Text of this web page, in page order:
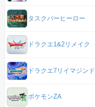
タスクバーヒーロー
ドラクエ1&2リメイク
ドラクエ7リイマジンド
ポケモンZA